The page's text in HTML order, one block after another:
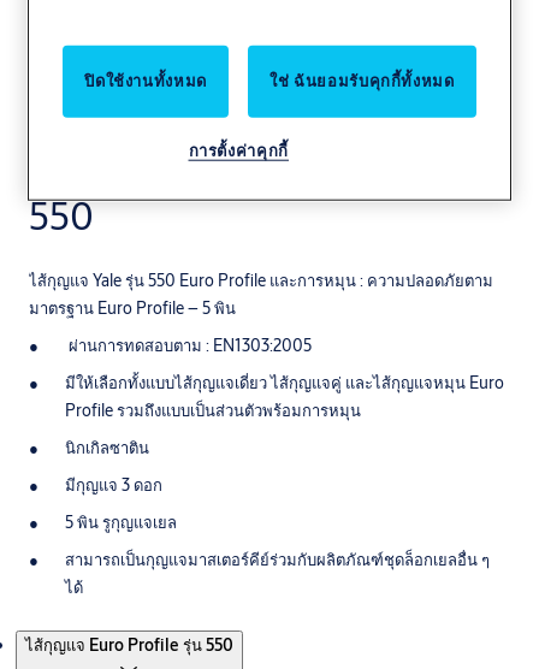
ไส้กุญแจ Euro Profile รุ่น
550
ไส้กุญแจ Yale รุ่น 550 Euro Profile และการหมุน : ความปลอดภัยตาม
มาตรฐาน Euro Profile – 5 พิน
ผ่านการทดสอบตาม : EN1303:2005
มีให้เลือกทั้งแบบไส้กุญแจเดี่ยว ไส้กุญแจคู่ และไส้กุญแจหมุน Euro
Profile รวมถึงแบบเป็นส่วนตัวพร้อมการหมุน
นิกเกิลซาติน
มีกุญแจ 3 ดอก
5 พิน รูกุญแจเยล
สามารถเป็นกุญแจมาสเตอร์คีย์ร่วมกับผลิตภัณฑ์ชุดล็อกเยลอื่น ๆ
ได้
ลิตภัณฑ์
ไส้กุญแจ Euro Profile รุ่น 550
ปิดใช้งานทั้งหมด ใช่ ฉันยอมรับคุกกี้ทั้งหมด
การตั้งค่าคุกกี้